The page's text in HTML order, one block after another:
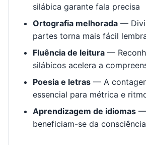
silábica garante fala precisa
Ortografia melhorada —
partes torna mais fácil
Fluência de leitura —
silábicos acelera a
Poesia e letras — A
essencial para métrica e
Aprendizagem de idiomas —
beneficiam-se da